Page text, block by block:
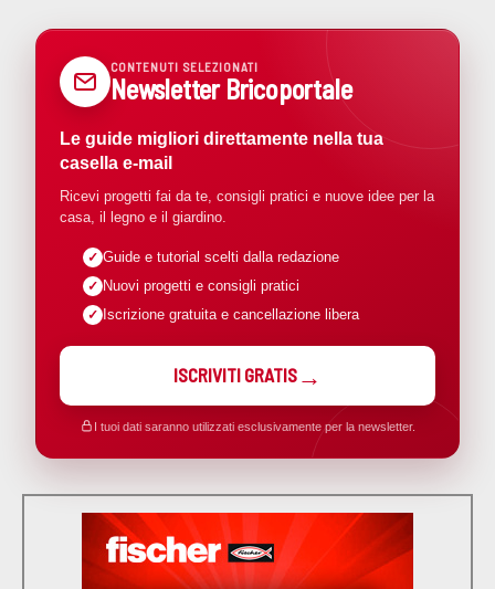
CONTENUTI SELEZIONATI
Newsletter Bricoportale
Le guide migliori direttamente nella tua
casella e-mail
Ricevi progetti fai da te, consigli pratici e nuove idee per la
casa, il legno e il giardino.
Guide e tutorial scelti dalla redazione
Nuovi progetti e consigli pratici
Iscrizione gratuita e cancellazione libera
ISCRIVITI GRATIS
I tuoi dati saranno utilizzati esclusivamente per la newsletter.